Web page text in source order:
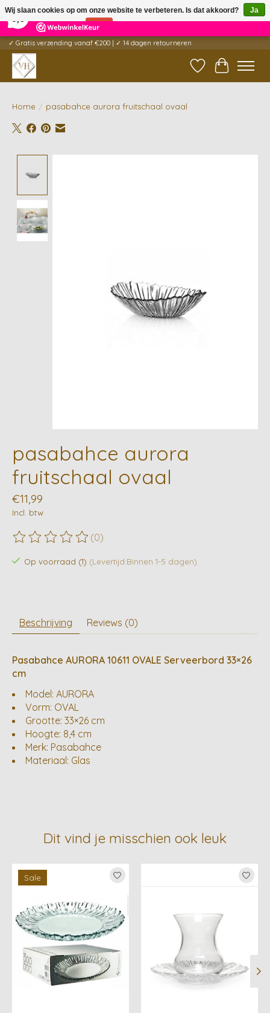
5 Reviews ×
✓ Gratis verzending vanaf €200 | ✓ 14 dagen retourneren
Verlanglijst
Home / pasabahce aurora fruitschaal ovaal
pasabahce aurora
fruitschaal ovaal
€11,99
Incl. btw
De beoordeling van dit product is
(0)
Op voorraad (1) (Levertijd:Binnen 1-5 dagen)
Beschrijving Reviews (0)
Pasabahce AURORA 10611 OVALE Serveerbord 33×26
cm
Model: AURORA
Vorm: OVAL
Grootte: 33×26 cm
Hoogte: 8,4 cm
Merk: Pasabahce
Materiaal: Glas
Dit vind je misschien ook leuk
Items van productcarrousel
Sale
Wij slaan cookies op om onze website te verbeteren. Is dat akkoord?
Ja
Nee